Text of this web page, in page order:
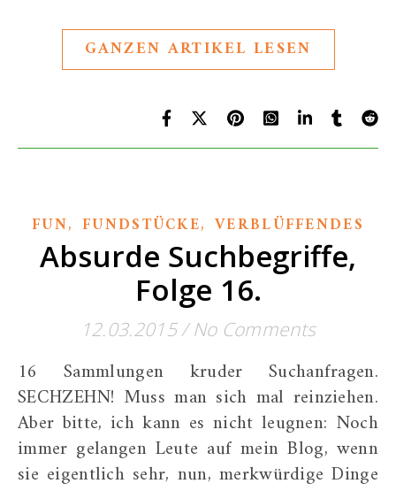
GANZEN ARTIKEL LESEN
FUN, FUNDSTÜCKE, VERBLÜFFENDES
Absurde Suchbegriffe,
Folge 16.
12.03.2015/ No Comments
16 Sammlungen kruder Suchanfragen.
SECHZEHN! Muss man sich mal reinziehen.
Aber bitte, ich kann es nicht leugnen: Noch
immer gelangen Leute auf mein Blog, wenn
sie eigentlich sehr, nun, merkwürdige Dinge